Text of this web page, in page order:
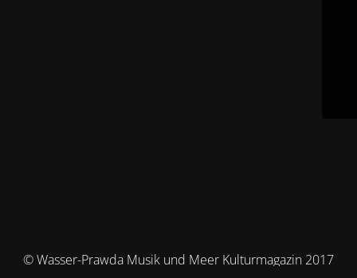
© Wasser-Prawda Musik und Meer Kulturmagazin 2017